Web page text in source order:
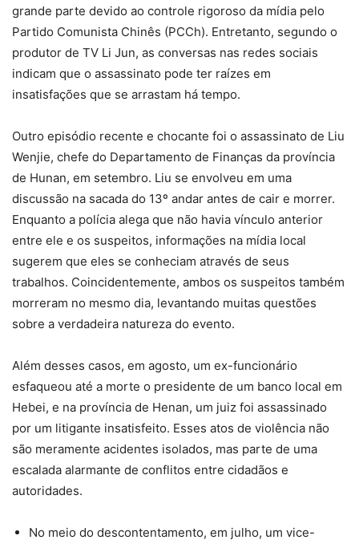
grande parte devido ao controle rigoroso da mídia pelo
Partido Comunista Chinês (PCCh). Entretanto, segundo o
produtor de TV Li Jun, as conversas nas redes sociais
indicam que o assassinato pode ter raízes em
insatisfações que se arrastam há tempo.
Outro episódio recente e chocante foi o assassinato de Liu
Wenjie, chefe do Departamento de Finanças da província
de Hunan, em setembro. Liu se envolveu em uma
discussão na sacada do 13º andar antes de cair e morrer.
Enquanto a polícia alega que não havia vínculo anterior
entre ele e os suspeitos, informações na mídia local
sugerem que eles se conheciam através de seus
trabalhos. Coincidentemente, ambos os suspeitos também
morreram no mesmo dia, levantando muitas questões
sobre a verdadeira natureza do evento.
Além desses casos, em agosto, um ex-funcionário
esfaqueou até a morte o presidente de um banco local em
Hebei, e na província de Henan, um juiz foi assassinado
por um litigante insatisfeito. Esses atos de violência não
são meramente acidentes isolados, mas parte de uma
escalada alarmante de conflitos entre cidadãos e
autoridades.
No meio do descontentamento, em julho, um vice-